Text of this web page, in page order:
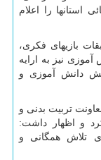
استانها را اعلام
بازیهای فکری،
نیز به ارایه
دانش آموزی و
تربیت بدنی و
و اظهار داشت:
تلاش همگانی و